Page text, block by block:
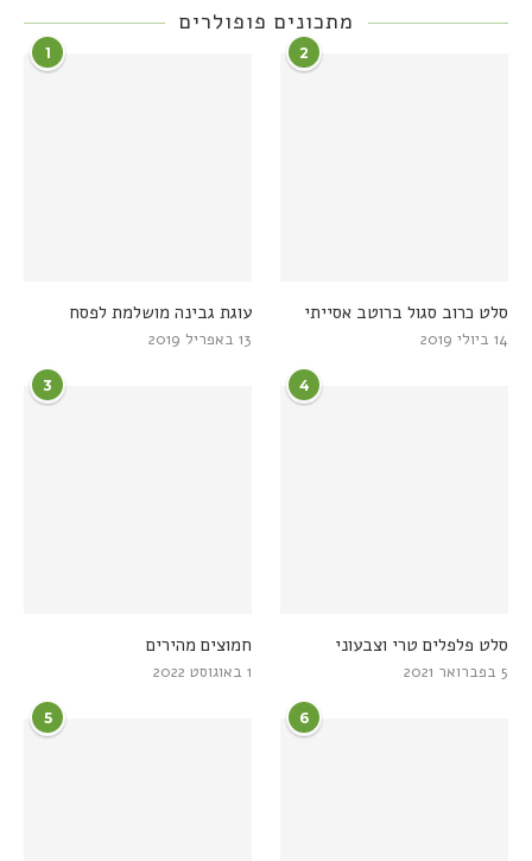
מתכונים פופולרים
1
עוגת גבינה מושלמת לפסח
13 באפריל 2019
2
סלט כרוב סגול ברוטב אסייתי
14 ביולי 2019
3
חמוצים מהירים
1 באוגוסט 2022
4
סלט פלפלים טרי וצבעוני
5 בפברואר 2021
5 6